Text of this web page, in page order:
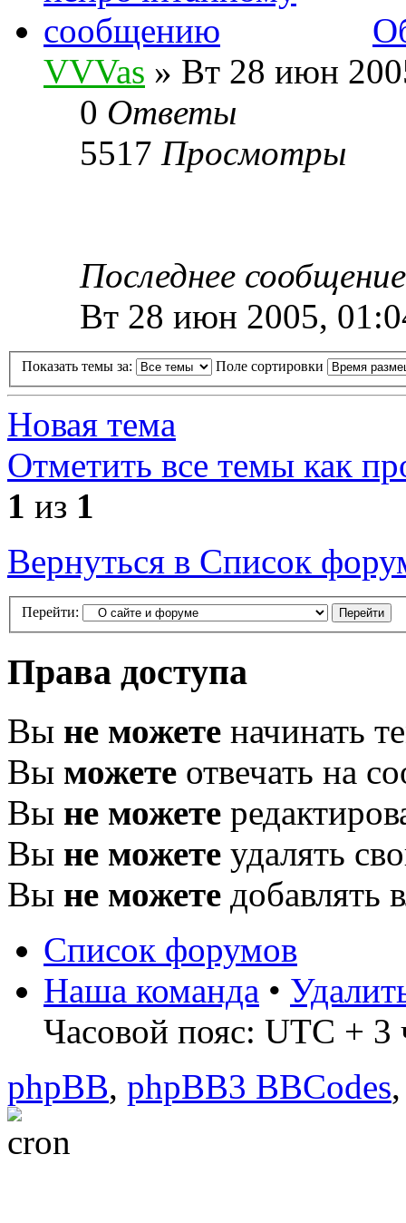
VVVas » Вт 28 июн
0 Ответы
5517 Просмотры
Последнее
Вт 28 июн 2005,
Показать темы за: Поле сортировки
Новая тема
Отметить все темы как
1 из 1
Вернуться в Список
Перейти:
Права доступа
Вы не можете начинать
Вы можете отвечать на
Вы не можете
Вы не можете удалять
Вы не можете добавлять
Список форумов
Наша команда •
Часовой пояс: UTC + 3
phpBB, phpBB3 BBCodes